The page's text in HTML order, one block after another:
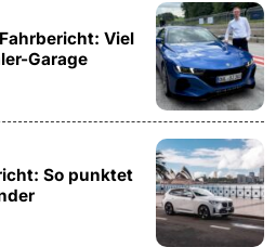
Viel
Garage
So punktet